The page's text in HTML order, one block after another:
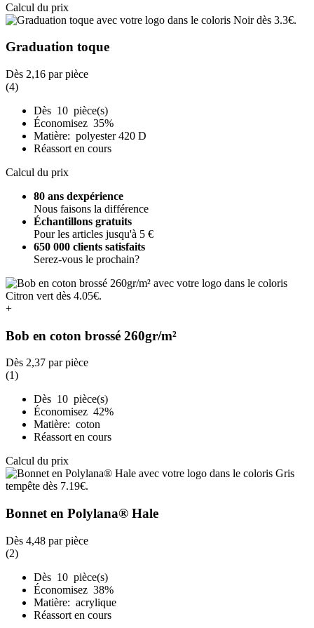
Calcul du prix
Graduation toque
Dès 2,16 par pièce
(4)
Dès 10 pièce(s)
Économisez 35%
Matière: polyester 420 D
Réassort en cours
Calcul du prix
80 ans dexpérience
Nous faisons la différence
Échantillons gratuits
Pour les articles jusqu'à 5 €
650 000 clients satisfaits
Serez-vous le prochain?
+
Bob en coton brossé 260gr/m²
Dès 2,37 par pièce
(1)
Dès 10 pièce(s)
Économisez 42%
Matière: coton
Réassort en cours
Calcul du prix
Bonnet en Polylana® Hale
Dès 4,48 par pièce
(2)
Dès 10 pièce(s)
Économisez 38%
Matière: acrylique
Réassort en cours